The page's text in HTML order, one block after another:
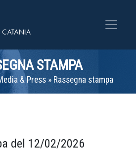
STAMPA
& Press» Rassegna stampa
del 12/02/2026